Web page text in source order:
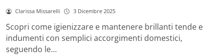
Clarissa Missarelli 3 Dicembre 2025
Scopri come igienizzare e mantenere brillanti tende e
indumenti con semplici accorgimenti domestici,
seguendo le…